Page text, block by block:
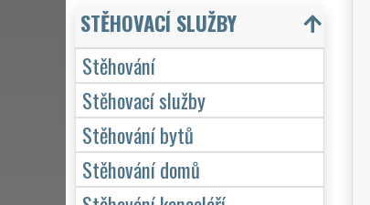
STĚHOVACÍ SLUŽBY
Stěhování
Stěhovací služby
Stěhování bytů
Stěhování domů